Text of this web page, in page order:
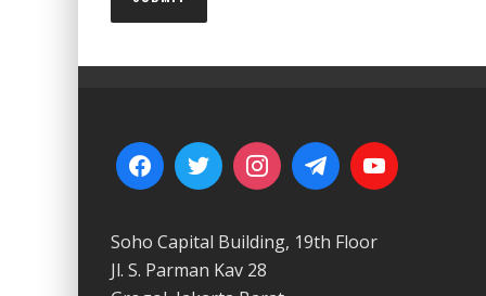
Soho Capital Building, 19th Floor
Jl. S. Parman Kav 28